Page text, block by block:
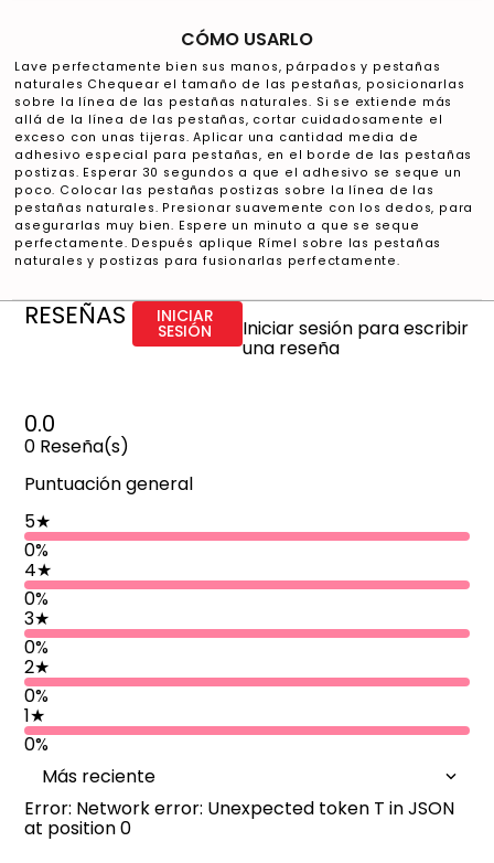
CÓMO USARLO
Lave perfectamente bien sus manos, párpados y pestañas
naturales Chequear el tamaño de las pestañas, posicionarlas
sobre la línea de las pestañas naturales. Si se extiende más
allá de la línea de las pestañas, cortar cuidadosamente el
exceso con unas tijeras. Aplicar una cantidad media de
adhesivo especial para pestañas, en el borde de las pestañas
postizas. Esperar 30 segundos a que el adhesivo se seque un
poco. Colocar las pestañas postizas sobre la línea de las
pestañas naturales. Presionar suavemente con los dedos, para
asegurarlas muy bien. Espere un minuto a que se seque
perfectamente. Después aplique Rímel sobre las pestañas
naturales y postizas para fusionarlas perfectamente.
RESEÑAS INICIAR
SESIÓN Iniciar sesión para escribir
una reseña
0.0
0 Reseña(s)
Puntuación general
5★
0%
4★
0%
3★
0%
2★
0%
1★
0%
Más reciente
Error: Network error: Unexpected token T in JSON
at position 0